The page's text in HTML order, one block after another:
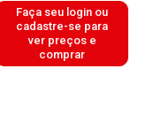
Faça seu login ou
cadastre-se para
ver preços e
comprar